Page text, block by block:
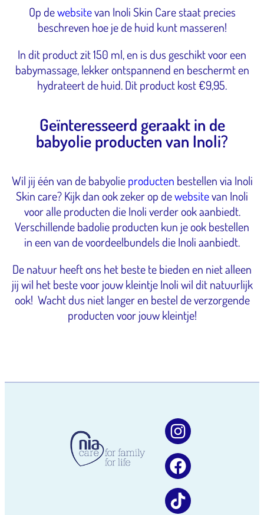
Op dewebsitevan Inoli Skin Care staat precies
beschreven hoe je de huid kunt masseren!
In dit product zit 150 ml, en is dus geschikt voor een
babymassage, lekker ontspannend en beschermt en
hydrateert de huid. Dit product kost €9,95.
Geïnteresseerd geraakt in de
babyolie producten van Inoli?
Wil jij één van de babyolie producten bestellen via Inoli
Skin care? Kijk dan ook zeker op dewebsitevan Inoli
voor alle producten die Inoli verder ook aanbiedt.
Verschillende badolie producten kun je ook bestellen
in een van de voordeelbundels die Inoli aanbiedt.
De natuur heeft ons het beste te bieden en niet alleen
jij wil het beste voor jouw kleintje Inoli wil dit natuurlijk
ook! Wacht dus niet langer en bestel de verzorgende
producten voor jouw kleintje!